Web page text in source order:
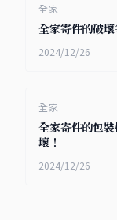
全家
全家寄件的破
2024/12/26
全家
全家寄件的包
壞！
2024/12/26